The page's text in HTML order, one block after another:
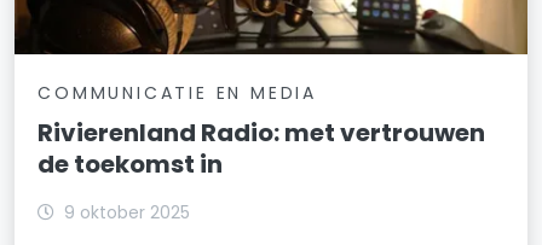
COMMUNICATIE EN MEDIA
Rivierenland Radio: met vertrouwen
de toekomst in
9 oktober 2025